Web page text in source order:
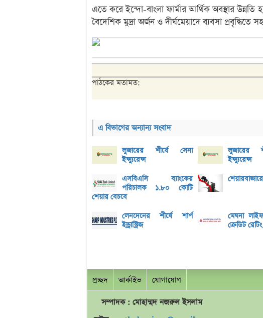
এতে করে ইন্দো-বাংলা ফার্মার আর্থিক অবস্থার
বৈদেশিক মুদ্রা অর্জন ও দীর্ঘমেয়াদে ব্যবসা প্রবৃদ্ধিতে
পাঠকের মতামত:
এ বিভাগের অন্যান্য সংবাদ
লুজারের শীর্ষে সেনা
ইন্স্যুরেন্স
লুজারের
ইন্স্যুরেন্স
এসবিএসি ব্যাংকের
পরিচালক ১.৮০ কোটি
শেয়ার বেচবে
লেনদেনের শীর্ষে শার্প
ইন্ড্রাস্ট্রিজ
মেঘনা
ক্রেডিট
প্রচ্ছদ আর্কাইভ যোগাযোগ
সম্পাদক : মোহাম্মদনজরুলইসলাম